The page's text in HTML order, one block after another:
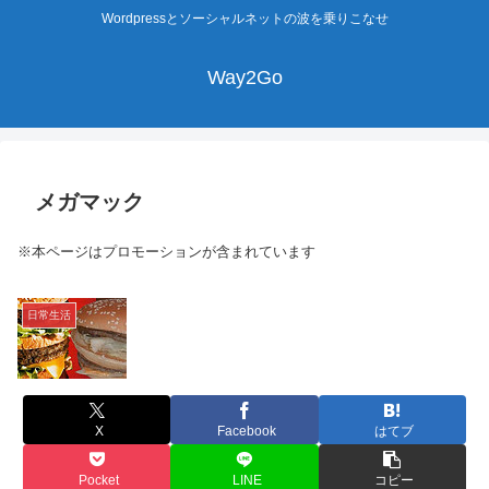
Wordpressとソーシャルネットの波を乗りこなせ
Way2Go
メガマック
※本ページはプロモーションが含まれています
日常生活
X Facebook はてブ
Pocket LINE コピー